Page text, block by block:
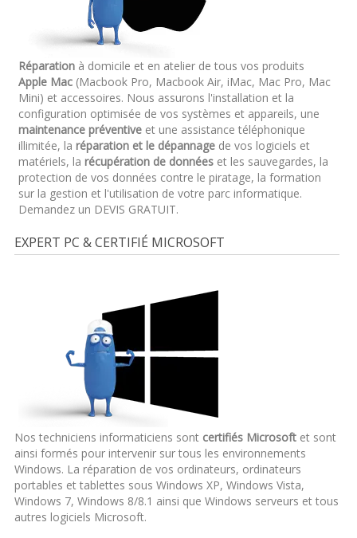
Réparationà domicile et en atelier de tous vos produits
Apple Mac(Macbook Pro, Macbook Air, iMac, Mac Pro, Mac
Mini) et accessoires. Nous assurons l'installation et la
configuration optimisée de vos systèmes et appareils, une
maintenance préventiveet une assistance téléphonique
illimitée, la réparation et le dépannagede vos logiciels et
matériels, la récupération de donnéeset les sauvegardes, la
protection de vos données contre le piratage, la formation
sur la gestion et l'utilisation de votre parc informatique.
Demandez un DEVIS GRATUIT.
EXPERT PC & CERTIFIÉ MICROSOFT
Nos techniciens informaticiens sont certifiés Microsoftet sont
ainsi formés pour intervenir sur tous les environnements
Windows. La réparation de vos ordinateurs, ordinateurs
portables et tablettes sous Windows XP, Windows Vista,
Windows 7, Windows 8/8.1 ainsi que Windows serveurs et tous
autres logiciels Microsoft.